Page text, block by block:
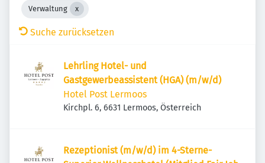
Verwaltung
Suche zurücksetzen
Lehrling Hotel- und
Gastgewerbeassistent (HGA) (m/w/d)
Hotel Post Lermoos
Kirchpl. 6, 6631 Lermoos, Österreich
Rezeptionist (m/w/d) im 4-Sterne-